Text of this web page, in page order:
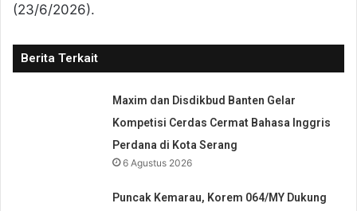
(23/6/2026).
Berita Terkait
Maxim dan Disdikbud Banten Gelar
Kompetisi Cerdas Cermat Bahasa Inggris
Perdana di Kota Serang
6 Agustus 2026
Puncak Kemarau, Korem 064/MY Dukung